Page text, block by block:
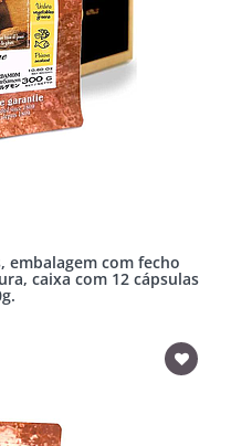
embalagem com fecho
caixa com 12 cápsulas